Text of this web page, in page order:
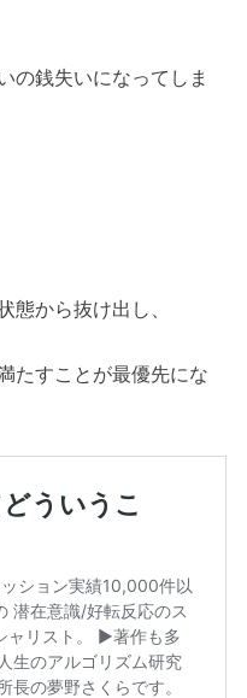
の銭失いになってしま
態から抜け出し、
たすことが最優先にな